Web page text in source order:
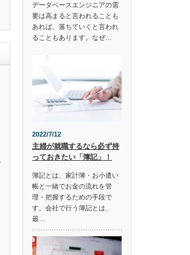
データベースエンジニアの需
要は高まると言われることも
あれば、落ちていくと言われ
ることもあります。なぜ…
2022/7/12
主婦が就職するなら必ず持
っておきたい「簿記」！
簿記とは、家計簿・お小遣い
帳と一緒でお金の流れを管
理・把握するための手段で
す。会社で行う簿記とは、
最…